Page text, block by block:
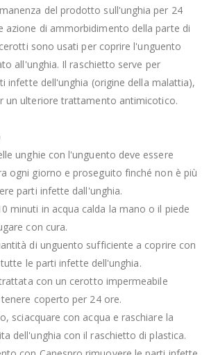
del prodotto sull'unghia per 24
azione di ammorbidimento della parte di
sono usati per coprire l'unguento
all'unghia. Il raschietto serve per
infette dell'unghia (origine della malattia),
un ulteriore trattamento antimicotico.
unghie con l'unguento deve essere
ogni giorno e proseguito finché non è più
parti infette dall'unghia.
minuti in acqua calda la mano o il piede
con cura.
di unguento sufficiente a coprire con
le parti infette dell'unghia.
con un cerotto impermeabile
coperto per 24 ore.
sciacquare con acqua e raschiare la
dell'unghia con il raschietto di plastica.